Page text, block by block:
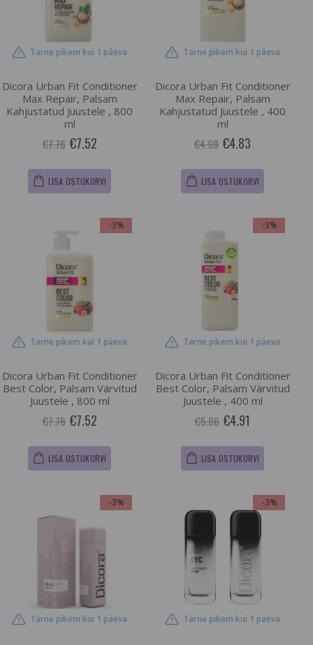
Tarne pikem kui 1 päeva
Dicora Urban Fit Conditioner
Max Repair, Palsam
Kahjustatud Juustele , 800
ml
€7.76 €7.52
LISA OSTUKORVI
Tarne pikem kui 1 päeva
Dicora Urban Fit Conditioner
Max Repair, Palsam
Kahjustatud Juustele , 400
ml
€4.98 €4.83
LISA OSTUKORVI
-3%
Tarne pikem kui 1 päeva
Dicora Urban Fit Conditioner
Best Color, Palsam Värvitud
Juustele , 800 ml
€7.76 €7.52
LISA OSTUKORVI
-3%
Tarne pikem kui 1 päeva
Dicora Urban Fit Conditioner
Best Color, Palsam Värvitud
Juustele , 400 ml
€5.06 €4.91
LISA OSTUKORVI
-3%
Tarne pikem kui 1 päeva
-3%
Tarne pikem kui 1 päeva